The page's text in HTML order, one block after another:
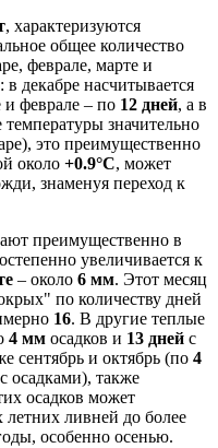
, характеризуются
общее количество
феврале, марте и
в декабре насчитывается
и феврале – по 12 дней, а в
значительно
это преимущественно
около +0.9°C, может
знаменуя переход к
преимущественно в
увеличивается к
– около 6 мм. Этот месяц
по количеству дней
16. В другие теплые
4 мм осадков и 13 дней с
сентябрь и октябрь (по 4
с осадками), также
осадков может
летних ливней до более
особенно осенью.